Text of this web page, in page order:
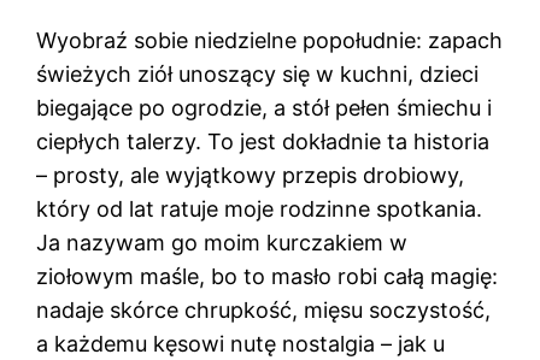
Wyobraź sobie niedzielne popołudnie: zapach
świeżych ziół unoszący się w kuchni, dzieci
biegające po ogrodzie, a stół pełen śmiechu i
ciepłych talerzy. To jest dokładnie ta historia
– prosty, ale wyjątkowy przepis drobiowy,
który od lat ratuje moje rodzinne spotkania.
Ja nazywam go moim kurczakiem w
ziołowym maśle, bo to masło robi całą magię:
nadaje skórce chrupkość, mięsu soczystość,
a każdemu kęsowi nutę nostalgia – jak u